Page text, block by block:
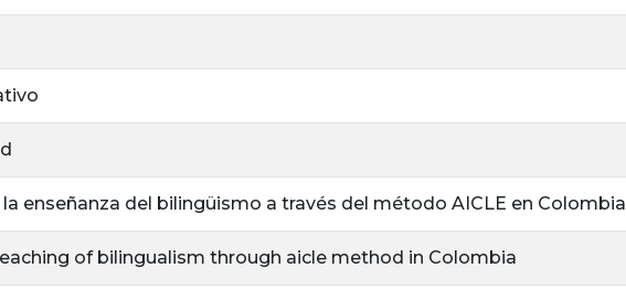
enseñanza del bilingüismo a través del método AICLE en Colombia
of bilingualism through aicle method in Colombia